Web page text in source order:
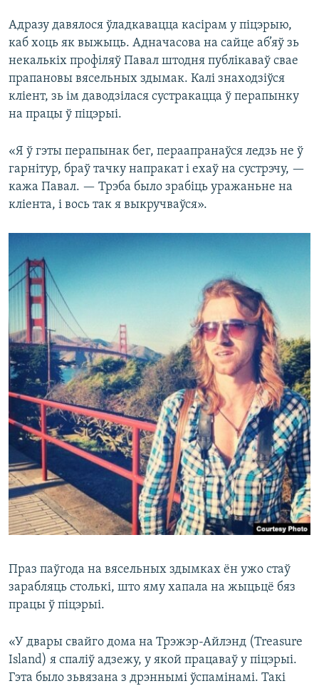
Адразу давялося ўладкавацца касірам у піцэрыю,
каб хоць як выжыць. Адначасова на сайце аб’яў зь
некалькіх профіляў Павал штодня публікаваў свае
прапановы вясельных здымак. Калі знаходзіўся
кліент, зь ім даводзілася сустракацца ў перапынку
на працы ў піцэрыі.
«Я ў гэты перапынак бег, пераапранаўся ледзь не ў
гарнітур, браў тачку напракат і ехаў на сустрэчу, —
кажа Павал. — Трэба было зрабіць уражаньне на
кліента, і вось так я выкручваўся».
Праз паўгода на вясельных здымках ён ужо стаў
зарабляць столькі, што яму хапала на жыцьцё бяз
працы ў піцэрыі.
«У двары свайго дома на Трэжэр-Айлэнд (Treasure
Island) я спаліў адзежу, у якой працаваў у піцэрыі.
Гэта было зьвязана з дрэннымі ўспамінамі. Такі